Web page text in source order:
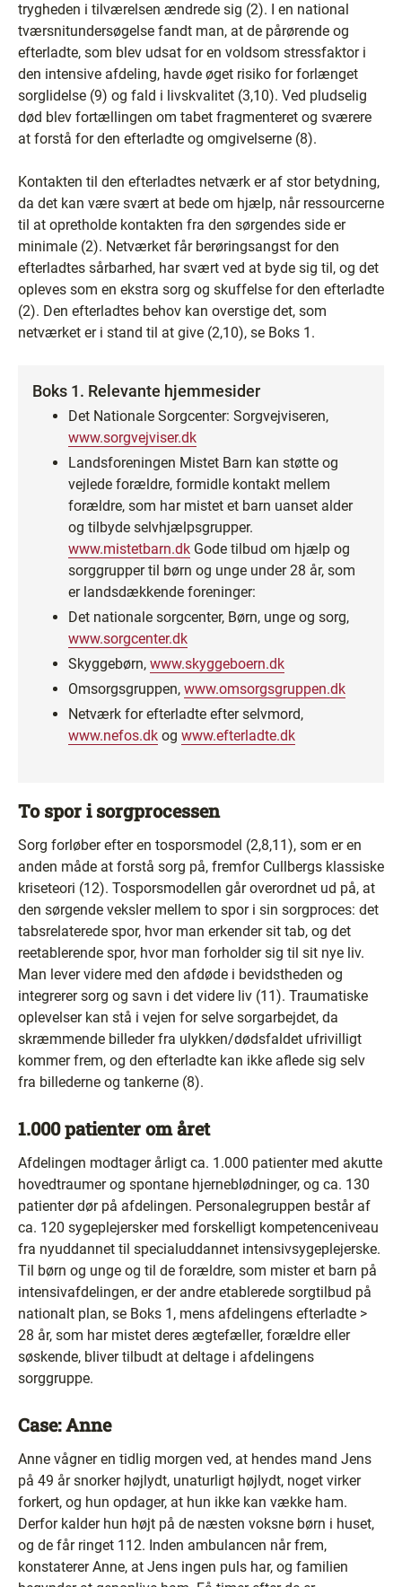
trygheden i tilværelsen ændrede sig (2). I en national
tværsnitundersøgelse fandt man, at de pårørende og
efterladte, som blev udsat for en voldsom stressfaktor i
den intensive afdeling, havde øget risiko for forlænget
sorglidelse (9) og fald i livskvalitet (3,10). Ved pludselig
død blev fortællingen om tabet fragmenteret og sværere
at forstå for den efterladte og omgivelserne (8).
Kontakten til den efterladtes netværk er af stor betydning,
da det kan være svært at bede om hjælp, når ressourcerne
til at opretholde kontakten fra den sørgendes side er
minimale (2). Netværket får berøringsangst for den
efterladtes sårbarhed, har svært ved at byde sig til, og det
opleves som en ekstra sorg og skuffelse for den efterladte
(2). Den efterladtes behov kan overstige det, som
netværket er i stand til at give (2,10), se Boks 1.
Boks 1. Relevante hjemmesider
Det Nationale Sorgcenter: Sorgvejviseren,
www.sorgvejviser.dk
Landsforeningen Mistet Barn kan støtte og
vejlede forældre, formidle kontakt mellem
forældre, som har mistet et barn uanset alder
og tilbyde selvhjælpsgrupper.
www.mistetbarn.dk Gode tilbud om hjælp og
sorggrupper til børn og unge under 28 år, som
er landsdækkende foreninger:
Det nationale sorgcenter, Børn, unge og sorg,
www.sorgcenter.dk
Skyggebørn, www.skyggeboern.dk
Omsorgsgruppen, www.omsorgsgruppen.dk
Netværk for efterladte efter selvmord,
www.nefos.dk og www.efterladte.dk
To spor i sorgprocessen
Sorg forløber efter en tosporsmodel (2,8,11), som er en
anden måde at forstå sorg på, fremfor Cullbergs klassiske
kriseteori (12). Tosporsmodellen går overordnet ud på, at
den sørgende veksler mellem to spor i sin sorgproces: det
tabsrelaterede spor, hvor man erkender sit tab, og det
reetablerende spor, hvor man forholder sig til sit nye liv.
Man lever videre med den afdøde i bevidstheden og
integrerer sorg og savn i det videre liv (11). Traumatiske
oplevelser kan stå i vejen for selve sorgarbejdet, da
skræmmende billeder fra ulykken/dødsfaldet ufrivilligt
kommer frem, og den efterladte kan ikke aflede sig selv
fra billederne og tankerne (8).
1.000 patienter om året
Afdelingen modtager årligt ca. 1.000 patienter med akutte
hovedtraumer og spontane hjerneblødninger, og ca. 130
patienter dør på afdelingen. Personalegruppen består af
ca. 120 sygeplejersker med forskelligt kompetenceniveau
fra nyuddannet til specialuddannet intensivsygeplejerske.
Til børn og unge og til de forældre, som mister et barn på
intensivafdelingen, er der andre etablerede sorgtilbud på
nationalt plan, se Boks 1, mens afdelingens efterladte >
28 år, som har mistet deres ægtefæller, forældre eller
søskende, bliver tilbudt at deltage i afdelingens
sorggruppe.
Case: Anne
Anne vågner en tidlig morgen ved, at hendes mand Jens
på 49 år snorker højlydt, unaturligt højlydt, noget virker
forkert, og hun opdager, at hun ikke kan vække ham.
Derfor kalder hun højt på de næsten voksne børn i huset,
og de får ringet 112. Inden ambulancen når frem,
konstaterer Anne, at Jens ingen puls har, og familien